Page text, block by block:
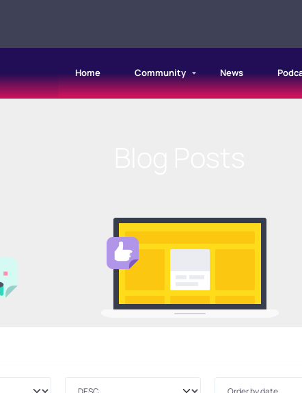
Home Community News